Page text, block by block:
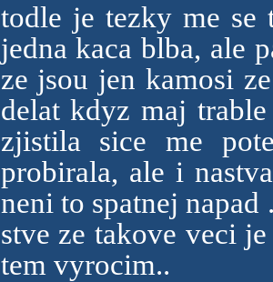
todle je tezky me
jedna kaca blba, ale
ze jsou jen kamosi
delat kdyz maj
zjistila sice me
probirala, ale i
neni to spatnej
stve ze takove veci
tem vyrocim..